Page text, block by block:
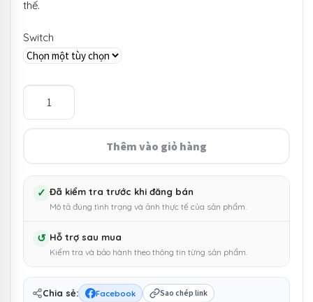
thế.
Switch
Bàn
Keycap
lượng
Thêm vào giỏ hàng
✓ Đã kiểm tra trước khi đăng bán
Mô tả đúng tình trạng và ảnh thực tế của sản phẩm.
↺ Hỗ trợ sau mua
Kiểm tra và bảo hành theo thông tin từng sản phẩm.
Chia sẻ: Facebook Sao chép link